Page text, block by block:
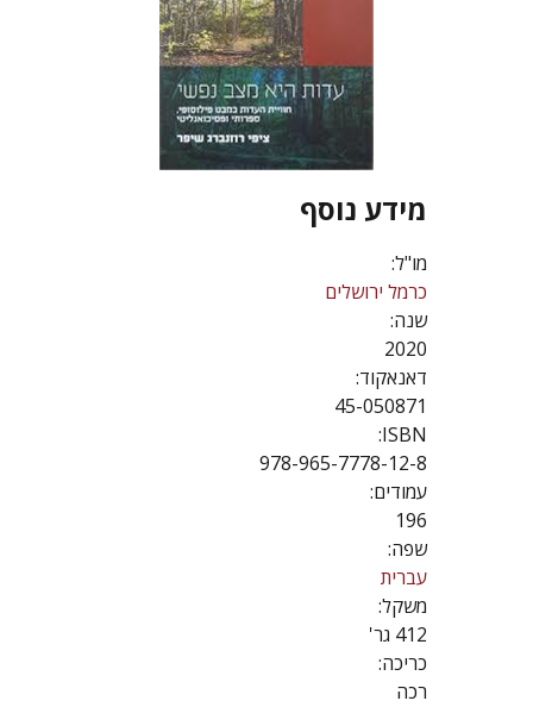
מידע נוסף
מו"ל:
כרמל ירושלים
שנה:
2020
דאנאקוד:
45-050871
ISBN:
978-965-7778-12-8
עמודים:
196
שפה:
עברית
משקל:
412 גר'
כריכה:
רכה